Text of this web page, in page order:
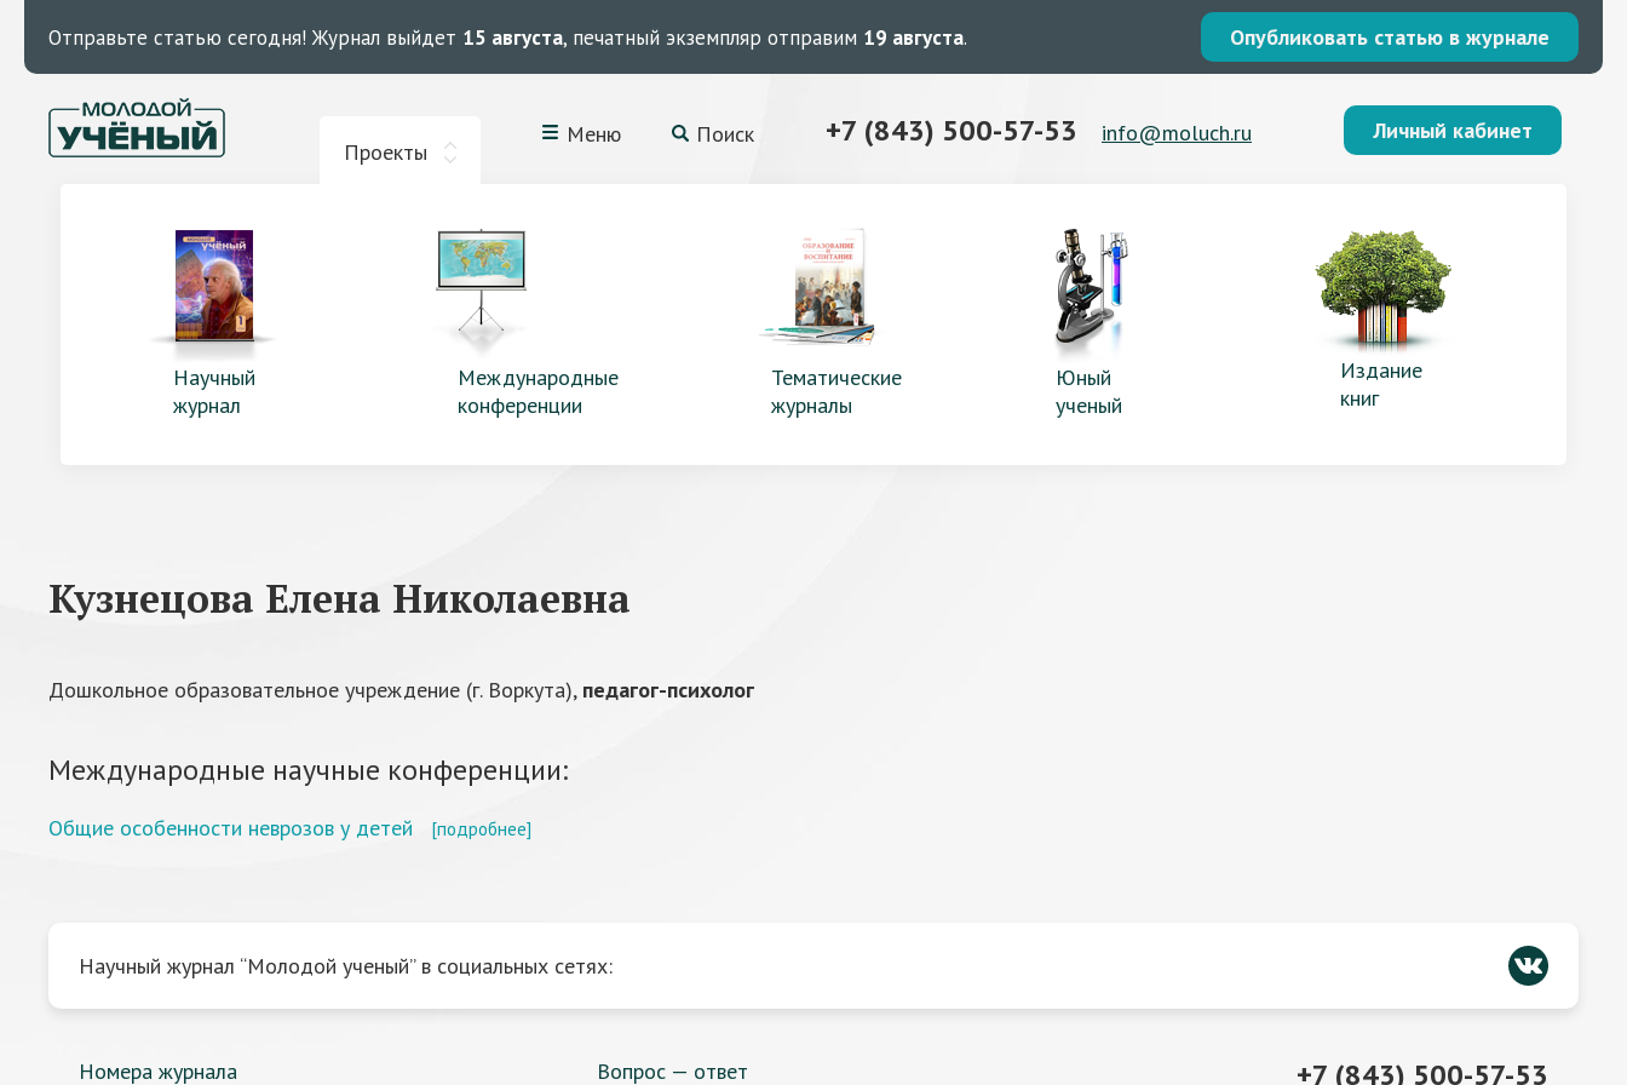
Отправьте статью сегодня! Журнал выйдет 15 августа, печатный экземпляр отправим 19 августа. Опубликовать статью в журнале
Проекты
Меню Поиск +7 (843) 500-57-53 info@moluch.ru Личный кабинет
Научный
журнал
Международные
конференции
Тематические
журналы
Юный
ученый
Издание
книг
Кузнецова Елена Николаевна
Дошкольное образовательное учреждение (г. Воркута), педагог-психолог
Международные научные конференции:
Общие особенности неврозов у детей [подробнее]
Научный журнал “Молодой ученый” в социальных сетях:
Номера журнала Вопрос — ответ +7 (843) 500-57-53